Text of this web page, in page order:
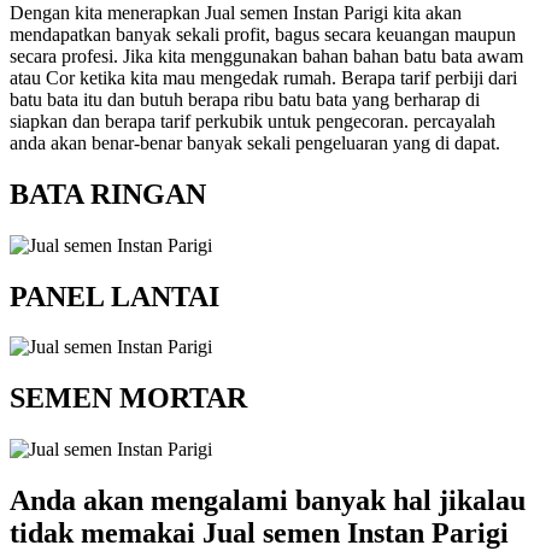
Dengan kita menerapkan Jual semen Instan Parigi kita akan
mendapatkan banyak sekali profit, bagus secara keuangan maupun
secara profesi. Jika kita menggunakan bahan bahan batu bata awam
atau Cor ketika kita mau mengedak rumah. Berapa tarif perbiji dari
batu bata itu dan butuh berapa ribu batu bata yang berharap di
siapkan dan berapa tarif perkubik untuk pengecoran. percayalah
anda akan benar-benar banyak sekali pengeluaran yang di dapat.
BATA RINGAN
PANEL LANTAI
SEMEN MORTAR
Anda akan mengalami banyak hal jikalau
tidak memakai Jual semen Instan Parigi